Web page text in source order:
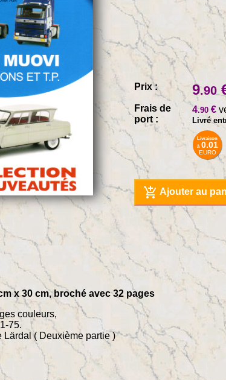
Prix : 9.90
Frais de
port :
4.90 €
Livré
Livraison
à 0.01
EURO
add_shopping_cart Ajouter au
x 30 cm, broché avec 32 pages
couleurs,
75.
Lärdal ( Deuxième partie )